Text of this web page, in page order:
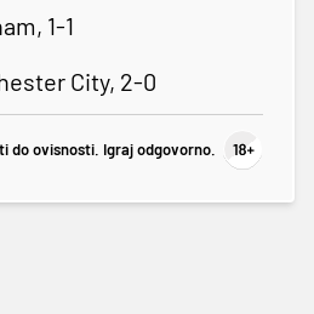
1-1
City, 2-0
do ovisnosti. Igraj odgovorno.